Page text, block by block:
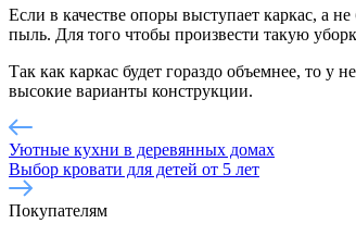
Если в качестве опоры выступает каркас, а
пыль. Для того чтобы произвести такую
Так как каркас будет гораздо объемнее, то
высокие варианты конструкции.
Уютные кухни в деревянных домах
Выбор кровати для детей от 5 лет
Покупателям